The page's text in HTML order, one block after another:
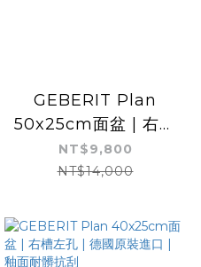
GEBERIT Plan
50x25cm面盆 | 右槽
左孔 | 德國原裝進口 |
釉面耐髒抗刮
NT$9,800
NT$14,000